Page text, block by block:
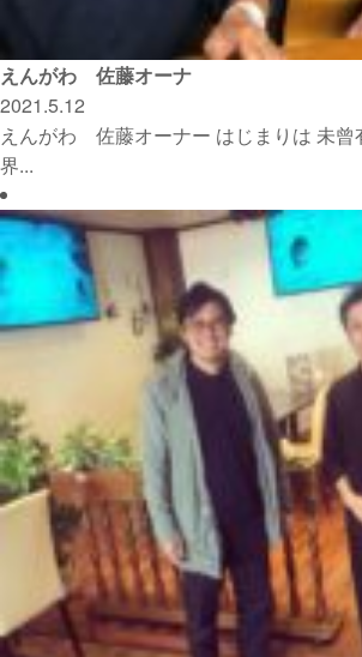
えんがわ 佐藤オーナ
2021.5.12
えんがわ 佐藤オーナー はじまりは 未曾
界...